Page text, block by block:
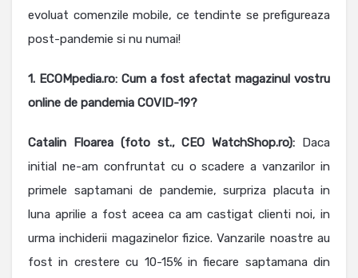
evoluat comenzile mobile, ce tendinte se prefigureaza
post-pandemie si nu numai!
1. ECOMpedia.ro: Cum a fost afectat magazinul vostru
online de pandemia COVID-19?
Catalin Floarea (foto st., CEO WatchShop.ro): Daca
initial ne-am confruntat cu o scadere a vanzarilor in
primele saptamani de pandemie, surpriza placuta in
luna aprilie a fost aceea ca am castigat clienti noi, in
urma inchiderii magazinelor fizice. Vanzarile noastre au
fost in crestere cu 10-15% in fiecare saptamana din